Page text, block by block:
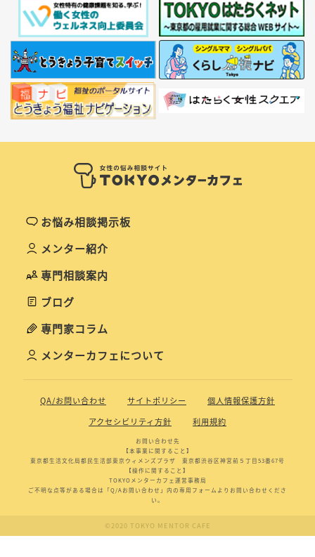
お悩み相談掲示板
メンター紹介
専門相談案内
ブログ
専門家コラム
メンターカフェについて
QA/お問い合わせ サイトポリシー
個人情報保護方針
アクセシビリティ方針
利用規約
お問い合わせ先
【本事業に関すること】
東京都生活文化局都民生活部東京ウィメンズプラザ 東京都渋谷区神宮前５丁目53番67号
【操作に関すること】
TOKYOメンターカフェ運営事務局
ご不明な点等がある場合は「Q/Aお問い合わせ」内の専用フォームよりお問い合わせくださ
い。
©2020 TOKYO MENTOR CAFE